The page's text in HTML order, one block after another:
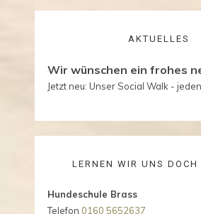
AKTUELLES
Wir wünschen ein frohes
Jetzt neu: Unser Social Walk -
LERNEN WIR UNS DOCH
Hundeschule Brass
Telefon 0160 5652637